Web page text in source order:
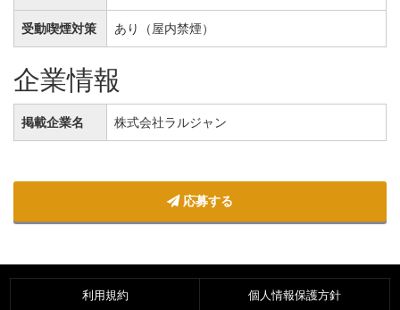
受動喫煙対策 あり（屋内禁煙）
企業情報
掲載企業名 株式会社ラルジャン
応募する
利用規約 個人情報保護方針